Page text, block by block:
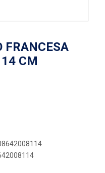
FRANCESA
CM